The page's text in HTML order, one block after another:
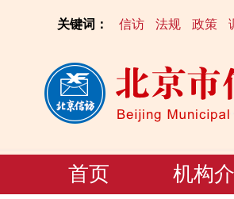
关键词： 信访 法规 政策
首页 机构